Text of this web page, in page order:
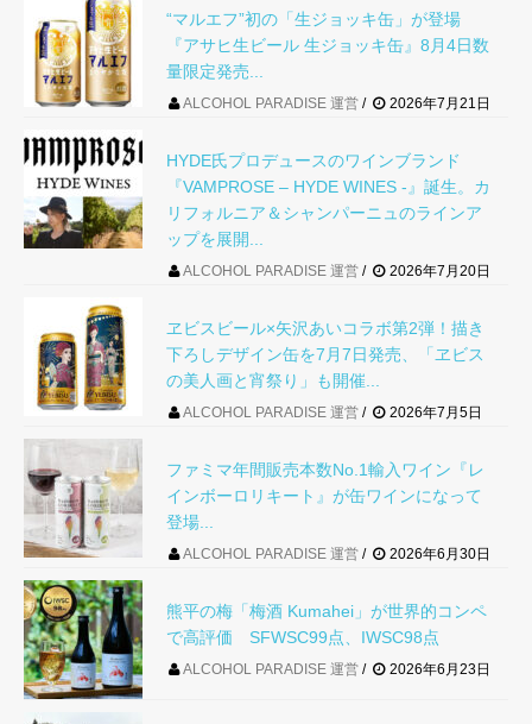
“マルエフ”初の「生ジョッキ缶」が登場
『アサヒ生ビール 生ジョッキ缶』8月4日数
量限定発売...
ALCOHOL PARADISE 運営 2026年7月21日
HYDE氏プロデュースのワインブランド
『VAMPROSE – HYDE WINES -』誕生。カ
リフォルニア＆シャンパーニュのラインア
ップを展開...
ALCOHOL PARADISE 運営 2026年7月20日
ヱビスビール×矢沢あいコラボ第2弾！描き
下ろしデザイン缶を7月7日発売、「ヱビス
の美人画と宵祭り」も開催...
ALCOHOL PARADISE 運営 2026年7月5日
ファミマ年間販売本数No.1輸入ワイン『レ
インボーロリキート』が缶ワインになって
登場...
ALCOHOL PARADISE 運営 2026年6月30日
熊平の梅「梅酒 Kumahei」が世界的コンペ
で高評価 SFWSC99点、IWSC98点
ALCOHOL PARADISE 運営 2026年6月23日